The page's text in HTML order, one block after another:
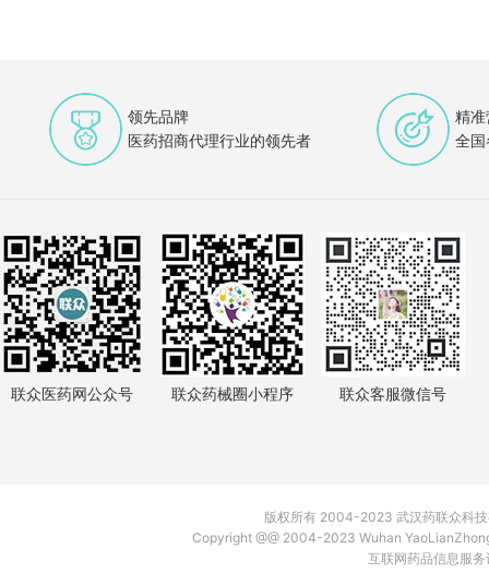
领先品牌
医药招商代理行业的领先者
精
全
联众医药网公众号 联众药械圈小程序 联众客服微信号
版权所有 2004-2023 武汉药联众科
Copyright @@ 2004-2023 Wuhan
互联网药品信息服